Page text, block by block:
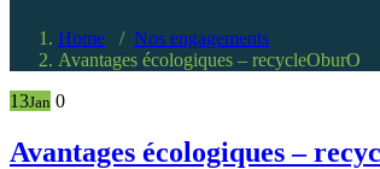
Home / Nos engagements
Avantages écologiques – recycleOburO
13Jan 0
Avantages écologiques –